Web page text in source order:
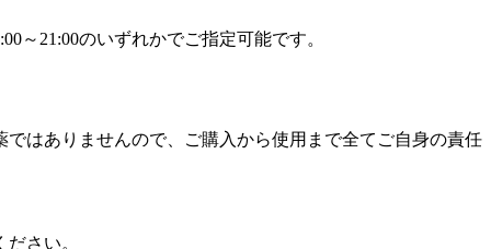
～21:00のいずれかでご指定可能です。
はありませんので、ご購入から使用まで全てご自身の責任
さい。